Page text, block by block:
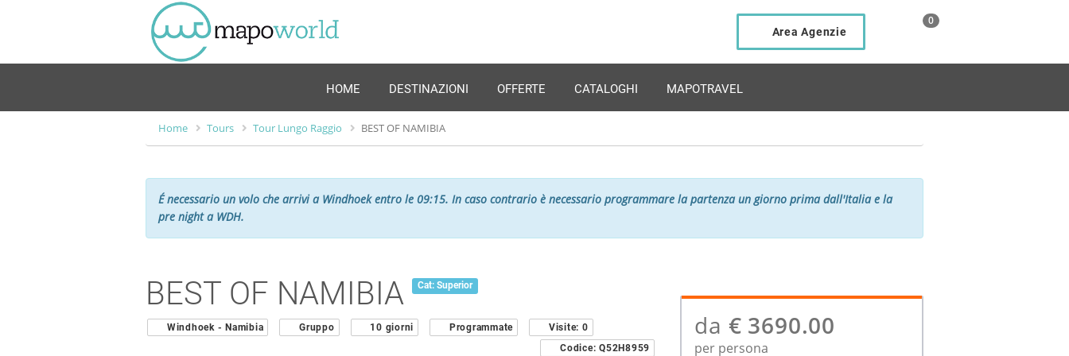
Area Agenzie
0
HOME DESTINAZIONI OFFERTE CATALOGHI MAPOTRAVEL
Home Tours Tour Lungo Raggio BEST OF NAMIBIA
É necessario un volo che arrivi a Windhoek entro le 09:15. In caso contrario è necessario programmare la partenza un giorno prima dall'Italia e la
pre night a WDH.
BEST OF NAMIBIA Cat: Superior
Windhoek - Namibia Gruppo 10 giorni Programmate Visite: 0
Codice: Q52H8959
da € 3690.00
per persona